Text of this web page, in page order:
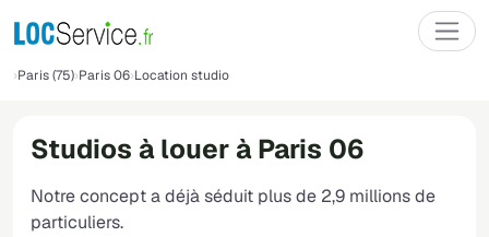
Paris (75) Paris 06 Location studio
Studios à louer à Paris 06
Notre concept a déjà séduit plus de 2,9 millions de
particuliers.